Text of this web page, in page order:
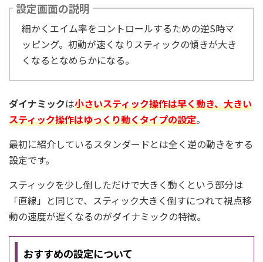
設定画面の説明
細かくエイム率をコントロールするための逆S時マ
ッピング。初動が速くなりスティックの傾きが大き
くなるとなめらかになる。
ダイナミックは小さいスティック操作は早く動き、大きい
スティック操作はゆっくり動くタイプの設定。
最初に紹介しているスタンダードとは全く逆の動きをする
設定です。
スティックを少し倒しただけで大きく動くという部分は
「直線」と同じで、スティック大きく倒すにつれて視点移
動の速度が遅くなるのがダイナミックの特徴。
おすすめの設定について